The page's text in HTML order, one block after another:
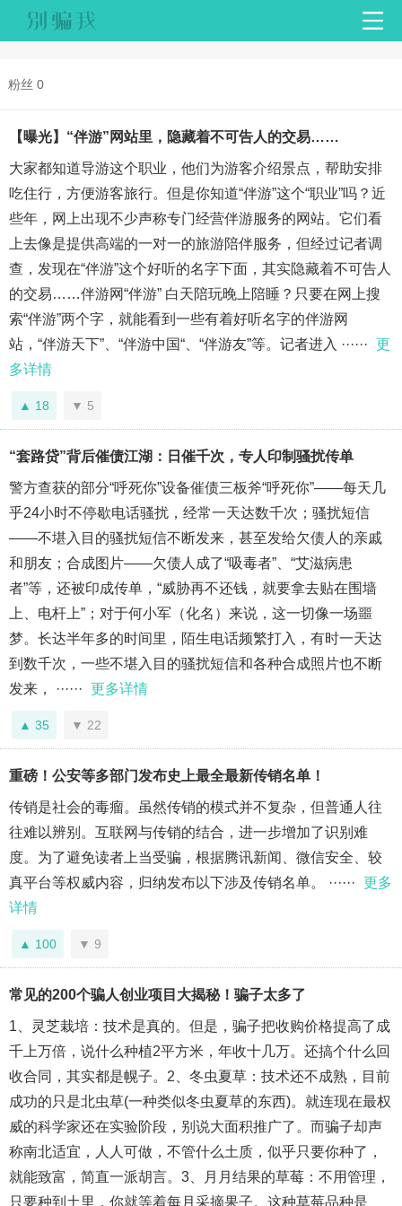
粉丝 0
【曝光】“伴游”网站里，隐藏着不可告人的交易……
大家都知道导游这个职业，他们为游客介绍景点，帮助安排
吃住行，方便游客旅行。但是你知道“伴游”这个“职业”吗？近
些年，网上出现不少声称专门经营伴游服务的网站。它们看
上去像是提供高端的一对一的旅游陪伴服务，但经过记者调
查，发现在“伴游”这个好听的名字下面，其实隐藏着不可告人
的交易……伴游网“伴游” 白天陪玩晚上陪睡？只要在网上搜
索“伴游”两个字，就能看到一些有着好听名字的伴游网
站，“伴游天下”、“伴游中国“、“伴游友”等。记者进入 ······ 更
多详情
18 5
“套路贷”背后催债江湖：日催千次，专人印制骚扰传单
警方查获的部分“呼死你”设备催债三板斧“呼死你”——每天几
乎24小时不停歇电话骚扰，经常一天达数千次；骚扰短信
——不堪入目的骚扰短信不断发来，甚至发给欠债人的亲戚
和朋友；合成图片——欠债人成了“吸毒者”、“艾滋病患
者”等，还被印成传单，“威胁再不还钱，就要拿去贴在围墙
上、电杆上”；对于何小军（化名）来说，这一切像一场噩
梦。长达半年多的时间里，陌生电话频繁打入，有时一天达
到数千次，一些不堪入目的骚扰短信和各种合成照片也不断
发来， ······ 更多详情
35 22
重磅！公安等多部门发布史上最全最新传销名单！
传销是社会的毒瘤。虽然传销的模式并不复杂，但普通人往
往难以辨别。互联网与传销的结合，进一步增加了识别难
度。为了避免读者上当受骗，根据腾讯新闻、微信安全、较
真平台等权威内容，归纳发布以下涉及传销名单。 ······ 更多
详情
100 9
常见的200个骗人创业项目大揭秘！骗子太多了
1、灵芝栽培：技术是真的。但是，骗子把收购价格提高了成
千上万倍，说什么种植2平方米，年收十几万。还搞个什么回
收合同，其实都是幌子。2、冬虫夏草：技术还不成熟，目前
成功的只是北虫草(一种类似冬虫夏草的东西)。就连现在最权
威的科学家还在实验阶段，别说大面积推广了。而骗子却声
称南北适宜，人人可做，不管什么土质，似乎只要你种了，
就能致富，简直一派胡言。3、月月结果的草莓：不用管理，
只要种到土里，你就等着每月采摘果子。这种草莓品种是